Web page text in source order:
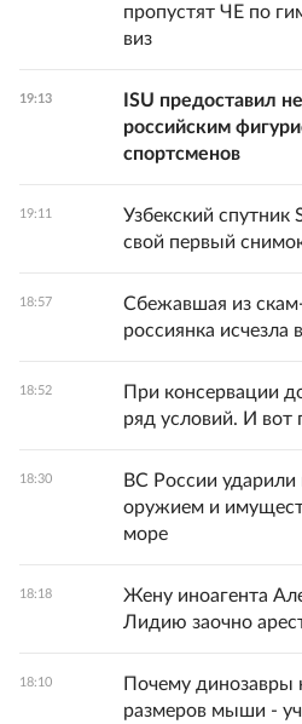
пропустят ЧЕ по
виз
19:13
ISU предоставил
российским
спортсменов
19:11
Узбекский спутник
свой первый
18:57
Сбежавшая из
россиянка исчезла
18:52
При консервации
ряд условий. И вот
18:30
ВС России ударили
оружием и
море
18:18
Жену иноагента
Лидию заочно
18:10
Почему динозавры
размеров мыши -